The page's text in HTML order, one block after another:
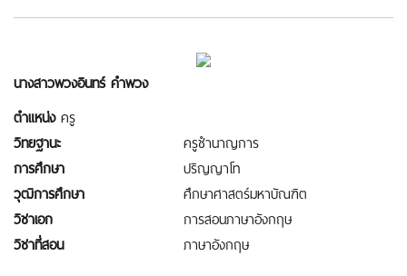
นางสาวพวงอินทร์ คำพวง
ตำแหน่งครู
วิทยฐานะ
ครูชำนาญการ
การศึกษา
ปริญญาโท
วุฒิการศึกษา
ศึกษาศาสตร์มหาบัณฑิต
วิชาเอก
การสอนภาษาอังกฤษ
วิชาที่สอน
ภาษาอังกฤษ